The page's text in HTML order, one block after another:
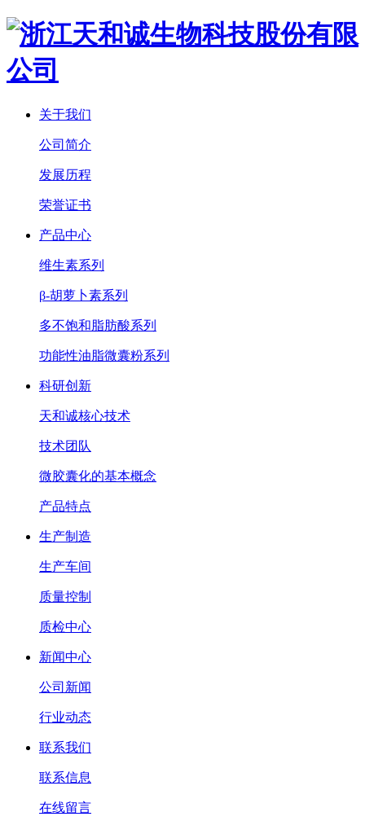
关于我们
公司简介
发展历程
荣誉证书
产品中心
维生素系列
β-胡萝卜素系列
多不饱和脂肪酸系列
功能性油脂微囊粉系列
科研创新
天和诚核心技术
技术团队
微胶囊化的基本概念
产品特点
生产制造
生产车间
质量控制
质检中心
新闻中心
公司新闻
行业动态
联系我们
联系信息
在线留言